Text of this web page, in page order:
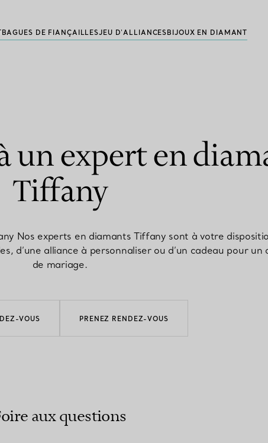
BAGUES DE FIANÇAILLESJEU D'ALLIANCES BIJOUX EN DIAMANT
un expert en
Tiffany
Nos experts en diamants Tiffany sont à votre
d’une alliance à personnaliser ou d’un cadeau pour un
de mariage.
VOUS PRENEZ RENDEZ-VOUS
aux questions